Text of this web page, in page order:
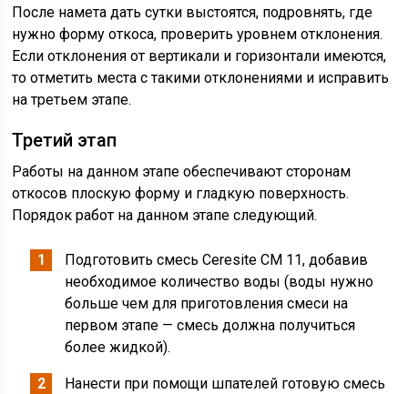
После намета дать сутки выстоятся, подровнять, где
нужно форму откоса, проверить уровнем отклонения.
Если отклонения от вертикали и горизонтали имеются,
то отметить места с такими отклонениями и исправить
на третьем этапе.
Третий этап
Работы на данном этапе обеспечивают сторонам
откосов плоскую форму и гладкую поверхность.
Порядок работ на данном этапе следующий.
Подготовить смесь Ceresite CM 11, добавив
необходимое количество воды (воды нужно
больше чем для приготовления смеси на
первом этапе — смесь должна получиться
более жидкой).
Нанести при помощи шпателей готовую смесь